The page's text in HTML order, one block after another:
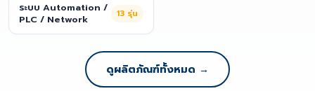
ระบบ Automation /
PLC / Network
13 รุ่น
ดูผลิตภัณฑ์ทั้งหมด →